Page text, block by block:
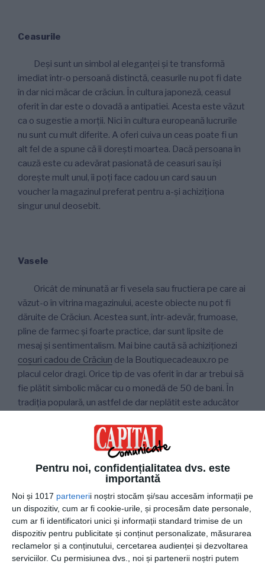
Pentru noi, confidențialitatea dvs. este
importantă
Noi și 1017 partenerii noștri stocăm și/sau accesăm informații pe
un dispozitiv, cum ar fi cookie-urile, și procesăm date personale,
cum ar fi identificatori unici și informații standard trimise de un
dispozitiv pentru publicitate și conținut personalizate, măsurarea
reclamelor și a conținutului, cercetarea audienței și dezvoltarea
serviciilor. Cu permisiunea dvs., noi și partenerii noștri putem
Ceasurile
Deși sunt un simbol al eleganței și te transformă
imediat într-o persoană distinctă, ceasurile nu pot fi date
în dar nici măcar de crăciun. În cultura japoneză, ceasul
oferit în dar este o dovadă a antipatiei. Acesta este văzut
ca o sugestie a morții. Nici în cultura europeană lucrurile
nu sunt cu mult diferite. A oferi cuiva un ceas poate fi un
alt fel de a spune că îi dorești moartea. Dacă persoana în
cauză este cu adevărat pasionată de ceasuri sau își
dorește mult unul, îi poți face cadou un card sau un
voucher la magazinul preferat pentru a-și achiziționa
singur unul deosebit.
Vasele
Oricât de minunată ar fi vesela sau fructiera pe care ai
văzut-o în vitrina magazinului, aceste obiecte nu pot fi
dăruite de Crăciun. Acestea sunt, într-adevăr, frumoase,
pline de farmec și foarte practice, dar sunt lipsite de
mesaj și sentimentalism. Mai bine caută să achiziționezi
coșuri cadou de Crăciun de la Boutiquecadeaux.ro pe
placul celor dragi. Orice tip de vas oferit în dar ar trebui să
fie plătit simbolic măcar cu o monedă de 50 de bani. În
tradiția populară, un astfel de dar neplătit este aducător
Portofelele sau gențile
Portofelele și gențile sunt articole deosebite care ar
putea face obiectul unui dar minunat. Asta cu atât mai
mult dacă intră în discuție acele articole fabricate manual
sau din materiale precum pielea sau năbucul. Cu toate
astea, un portofel gol, oricât de frumos ar fi, este un